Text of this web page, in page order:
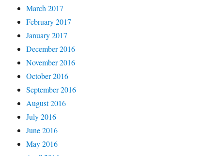
March 2017
February 2017
January 2017
December 2016
November 2016
October 2016
September 2016
August 2016
July 2016
June 2016
May 2016